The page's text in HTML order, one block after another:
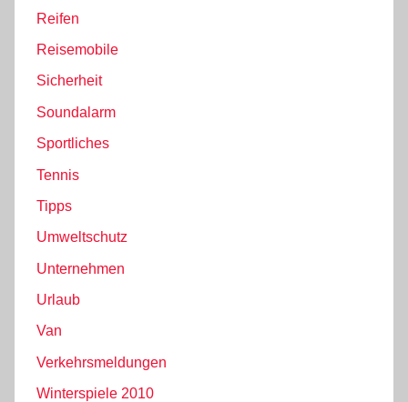
Reifen
Reisemobile
Sicherheit
Soundalarm
Sportliches
Tennis
Tipps
Umweltschutz
Unternehmen
Urlaub
Van
Verkehrsmeldungen
Winterspiele 2010